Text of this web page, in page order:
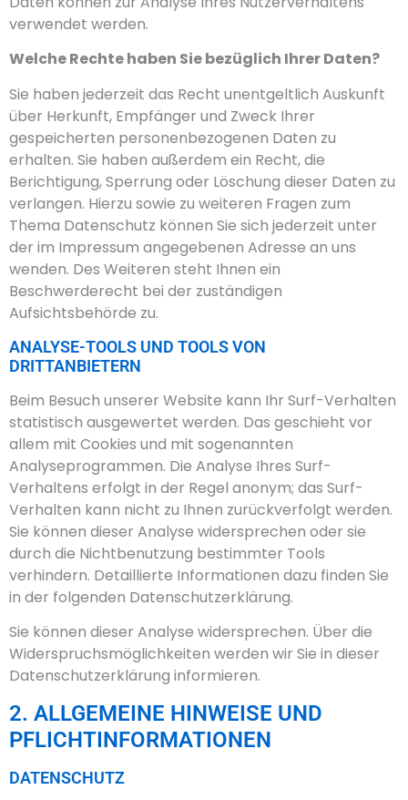
verwendet werden.
Welche Rechte haben Sie bezüglich Ihrer Daten?
Sie haben jederzeit das Recht unentgeltlich Auskunft
über Herkunft, Empfänger und Zweck Ihrer
gespeicherten personenbezogenen Daten zu
erhalten. Sie haben außerdem ein Recht, die
Berichtigung, Sperrung oder Löschung dieser Daten zu
verlangen. Hierzu sowie zu weiteren Fragen zum
Thema Datenschutz können Sie sich jederzeit unter
der im Impressum angegebenen Adresse an uns
wenden. Des Weiteren steht Ihnen ein
Beschwerderecht bei der zuständigen
Aufsichtsbehörde zu.
ANALYSE-TOOLS UND TOOLS VON
DRITTANBIETERN
Beim Besuch unserer Website kann Ihr Surf-Verhalten
statistisch ausgewertet werden. Das geschieht vor
allem mit Cookies und mit sogenannten
Analyseprogrammen. Die Analyse Ihres Surf-
Verhaltens erfolgt in der Regel anonym; das Surf-
Verhalten kann nicht zu Ihnen zurückverfolgt werden.
Sie können dieser Analyse widersprechen oder sie
durch die Nichtbenutzung bestimmter Tools
verhindern. Detaillierte Informationen dazu finden Sie
in der folgenden Datenschutzerklärung.
Sie können dieser Analyse widersprechen. Über die
Widerspruchsmöglichkeiten werden wir Sie in dieser
Datenschutzerklärung informieren.
2. ALLGEMEINE HINWEISE UND
PFLICHTINFORMATIONEN
DATENSCHUTZ